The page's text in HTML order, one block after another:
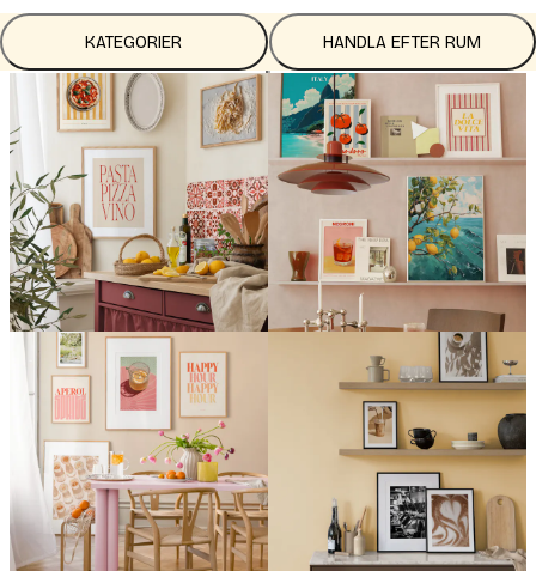
KATEGORIER HANDLA EFTER RUM